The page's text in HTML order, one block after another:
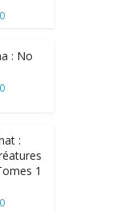
0
: No
0
:
1
0